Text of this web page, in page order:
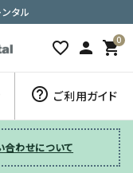
タル
favorite_border person 0
shopping_cart
help_outline ご利用ガイド
合わせについて